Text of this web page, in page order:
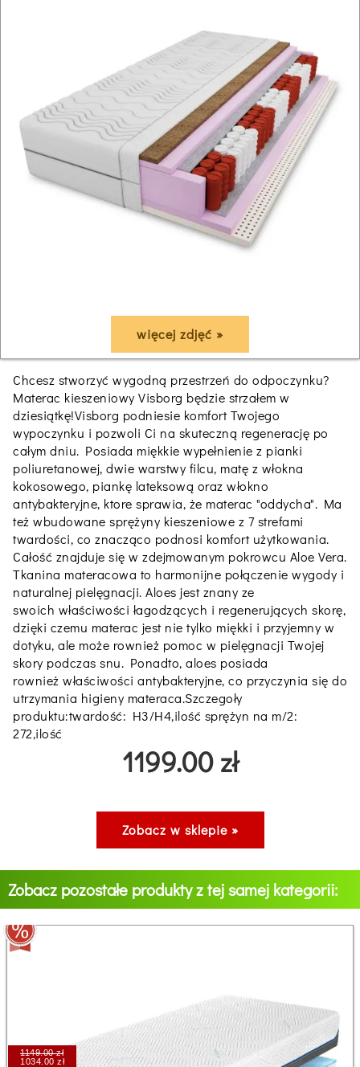
więcej zdjęć »
Chcesz stworzyć wygodną przestrzeń do odpoczynku?
Materac kieszeniowy Visborg będzie strzałem w
dziesiątkę!Visborg podniesie komfort Twojego
wypoczynku i pozwoli Ci na skuteczną regenerację po
całym dniu. Posiada miękkie wypełnienie z pianki
poliuretanowej, dwie warstwy filcu, matę z włokna
kokosowego, piankę lateksową oraz włokno
antybakteryjne, ktore sprawia, że materac "oddycha". Ma
też wbudowane sprężyny kieszeniowe z 7 strefami
twardości, co znacząco podnosi komfort użytkowania.
Całość znajduje się w zdejmowanym pokrowcu Aloe Vera.
Tkanina materacowa to harmonijne połączenie wygody i
naturalnej pielęgnacji. Aloes jest znany ze
swoich właściwości łagodzących i regenerujących skorę,
dzięki czemu materac jest nie tylko miękki i przyjemny w
dotyku, ale może rownież pomoc w pielęgnacji Twojej
skory podczas snu. Ponadto, aloes posiada
rownież właściwości antybakteryjne, co przyczynia się do
utrzymania higieny materaca.Szczegoły
produktu:twardość: H3/H4,ilość sprężyn na m/2:
272,ilość
1199.00 zł
Zobacz w sklepie »
Zobacz pozostałe produkty z tej samej kategorii:
1149.00 zł
1034.00 zł